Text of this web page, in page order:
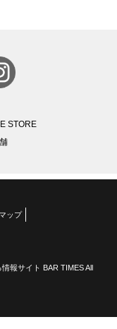
STORE
ップ
報サイト BAR TIMES All